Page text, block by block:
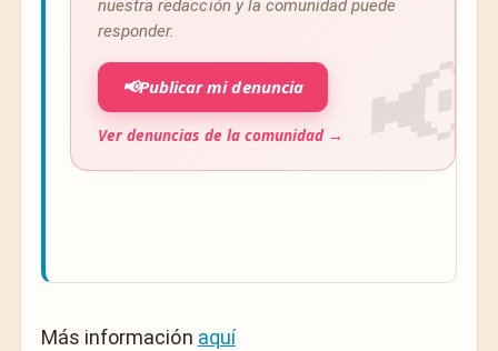
nuestra redacción y la comunidad puede
responder.
📢Publicar mi denuncia
Ver denuncias de la comunidad →
Más información aquí